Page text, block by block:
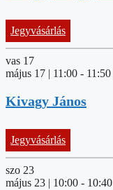
Jegyvásárlás
vas 17
Jegyvásárlás
május 17 | 11:00 - 11:50
Kivagy János
szo 23
május 23 | 10:00 - 10:40